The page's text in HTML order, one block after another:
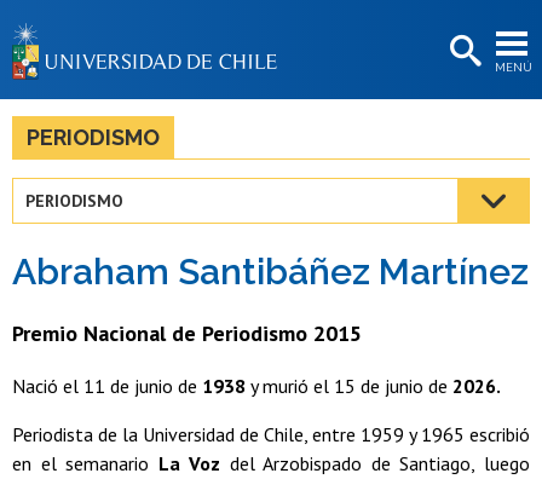
MENÚ
BIBLIOTECAS
Estudiantes
Académicas/os
Funcionarias/os
PERIODISMO
PERIODISMO
Abraham Santibáñez Martínez
Premio Nacional de Periodismo 2015
Nació el 11 de junio de 1938 y murió el 15 de junio de 2026.
Periodista de la Universidad de Chile, entre 1959 y 1965 escribió
en el semanario La Voz del Arzobispado de Santiago, luego